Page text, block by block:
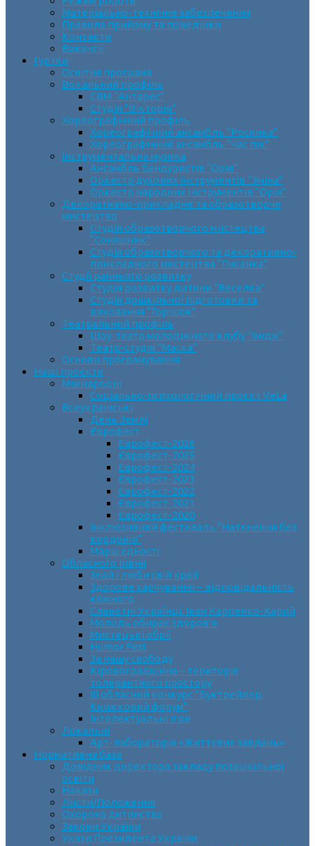
Матеріально-технічне забезпечення
Правила прийому та поведінки
Контакти
Вакансії
Гуртки
Освітня програма
Вокальний профіль
СВМ “Антарес”
Студія “Вікторія”
Хореографічний профіль
Хореографічний ансамбль “Росинка”
Хореографічний ансамбль “Час пік”
Інструментальна музика
Ансамбль бандуристів “Орія”
Оркестр духових інструментів “Зміна”
Оркестр народних інструментів “Орія”
Декоративно-прикладне та образотворче
мистецтво
Cтудія образотворчого мистецтва
“Соняшник”
Студія образотворчого та декоративно-
прикладного мистецтва “Писанка”
Студії раннього розвитку
Студія розвитку дитини “Веселка”
Студія дошкільної підготовки та
виховання “Горішок”
Театральний профіль
Шоу-театр молодіжного клубу “Імідж”
Театр-студія “Маска”
Основи програмування
Наші проєкти
Міжнародні
Соціально-психологічний проєкт VeLa
Всеукраїнські
День Землі
Єврофест
Єврофест-2026
Єврофест-2025
Єврофест-2024
Єврофест-2023
Єврофест-2022
Єврофест-2021
Єврофест-2020
Інклюзивний фестиваль “Натхнення без
кордонів”
Марш єдності
Обласного рівня
Знай і люби свій край
Здорове харчування – відповідальність
кожного
Славетні Українці. Іван Карпенко-Карий
Молодь обирає здоров’я
Мистецькі обрії
Humor Fest
За нашу свободу
Кіровоградщина – територія
толерантного простору
ІII обласний конкурс “Буктрейлер.
Книжковий форум”
Інтелектуальні ігри
Локальні
Арт-лабораторія «Життєвих завдань»
Нормативна база
Довідник директора закладу позашкільної
освіти
Накази
Листи/Положення
Охорона дитинства
Закони України
Укази Президента України